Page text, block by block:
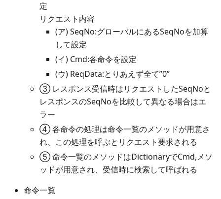
定
リクエスト内容
(ア) SeqNo:グローバルにあるSeqNoを加算
して設定
(イ) Cmd:各命令を設定
(ウ) ReqData:とりあえず全て”0”
③ レスポンス受信時はリクエストしたSeqNoと
レスポンスのSeqNoを比較して異なる場合はエ
ラー
④ 各命令の処理は命令一覧のメソッドが用意さ
れ、この処理を呼ぶとリクエスト要求される
⑤ 命令一覧のメソッドはDictionaryでCmd,メソ
ッドが用意され、受信時に検索して呼ばれる
命令一覧